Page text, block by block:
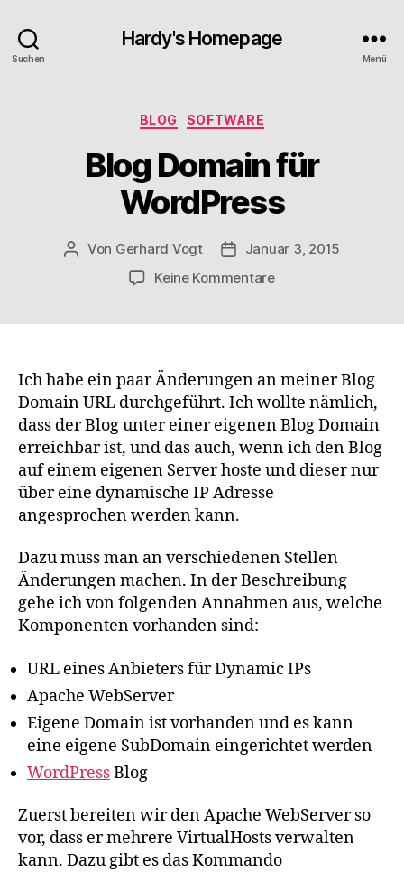
Suchen
Hardy's Homepage
Menü
Kategorien
BLOG SOFTWARE
Blog Domain für
WordPress
Beitragsautor
Von Gerhard Vogt Veröffentlichungsdatum
Januar 3, 2015
Keine Kommentarezu
Ich habe ein paar Änderungen an meiner Blog
Domain URL durchgeführt. Ich wollte nämlich,
dass der Blog unter einer eigenen Blog Domain
erreichbar ist, und das auch, wenn ich den Blog
auf einem eigenen Server hoste und dieser nur
über eine dynamische IP Adresse
angesprochen werden kann.
Dazu muss man an verschiedenen Stellen
Änderungen machen. In der Beschreibung
gehe ich von folgenden Annahmen aus, welche
Komponenten vorhanden sind:
URL eines Anbieters für Dynamic IPs
Apache WebServer
Eigene Domain ist vorhanden und es kann
eine eigene SubDomain eingerichtet werden
WordPressBlog
Zuerst bereiten wir den Apache WebServer so
vor, dass er mehrere VirtualHosts verwalten
kann. Dazu gibt es das Kommando